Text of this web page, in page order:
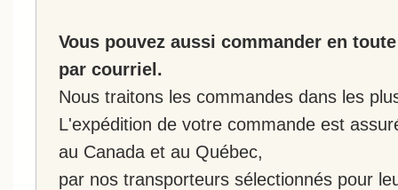
Vous pouvez aussi commander en
par courriel.
Nous traitons les commandes dans les
L'expédition de votre commande est
au Canada et au Québec,
par nos transporteurs sélectionnés pour